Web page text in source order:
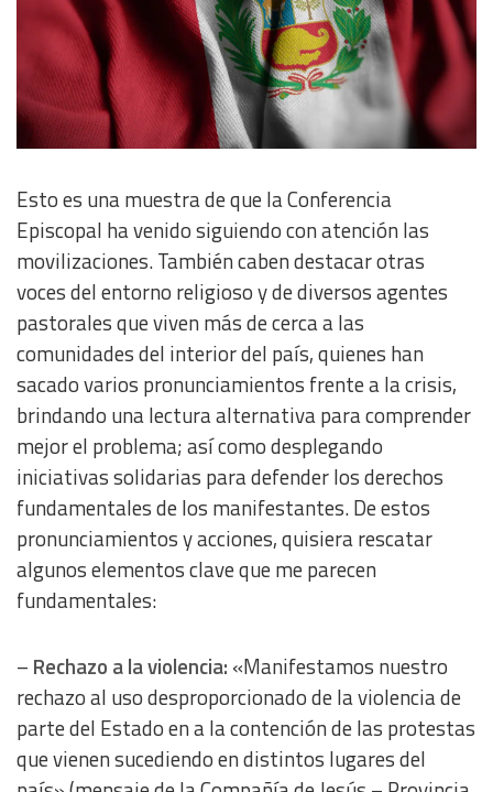
Esto es una muestra de que la Conferencia
Episcopal ha venido siguiendo con atención las
movilizaciones. También caben destacar otras
voces del entorno religioso y de diversos agentes
pastorales que viven más de cerca a las
comunidades del interior del país, quienes han
sacado varios pronunciamientos frente a la crisis,
brindando una lectura alternativa para comprender
mejor el problema; así como desplegando
iniciativas solidarias para defender los derechos
fundamentales de los manifestantes. De estos
pronunciamientos y acciones, quisiera rescatar
algunos elementos clave que me parecen
fundamentales:
– Rechazo a la violencia: «Manifestamos nuestro
rechazo al uso desproporcionado de la violencia de
parte del Estado en a la contención de las protestas
que vienen sucediendo en distintos lugares del